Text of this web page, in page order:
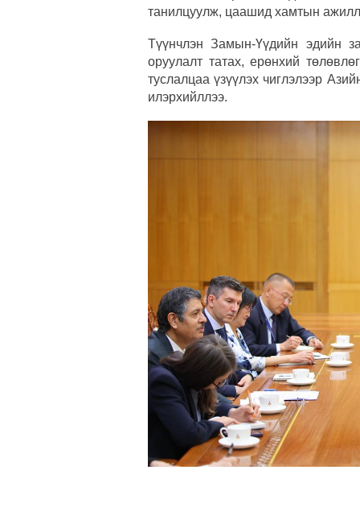
танилцуулж, цаашид хамтын
Түүнчлэн Замын-Үүдийн эдийн
оруулалт татах, ерөнхий
туслалцаа үзүүлэх чиглэлээр
илэрхийллээ.